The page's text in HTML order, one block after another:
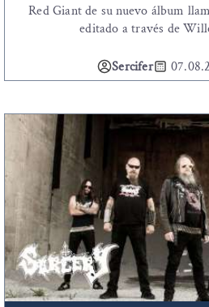
Red Giant de su nuevo álbum
editado a través de
Sercifer